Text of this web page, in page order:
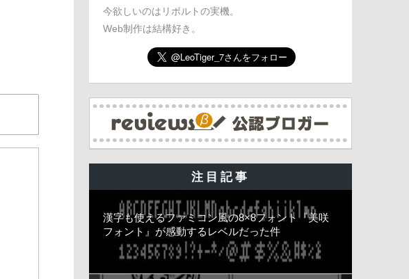
今欲しいのはリボルトの実機。
Web制作は結構好き。
注目記事
漢字も使えるファミコン風の8×8フォント『美咲
フォント』が感動するレベルだった件